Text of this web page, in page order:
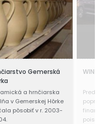
Gemerská
a hrnčiarska
v Gemerskej Hôrke
pôsobiť v r. 2003-
WINKLER
Predaj